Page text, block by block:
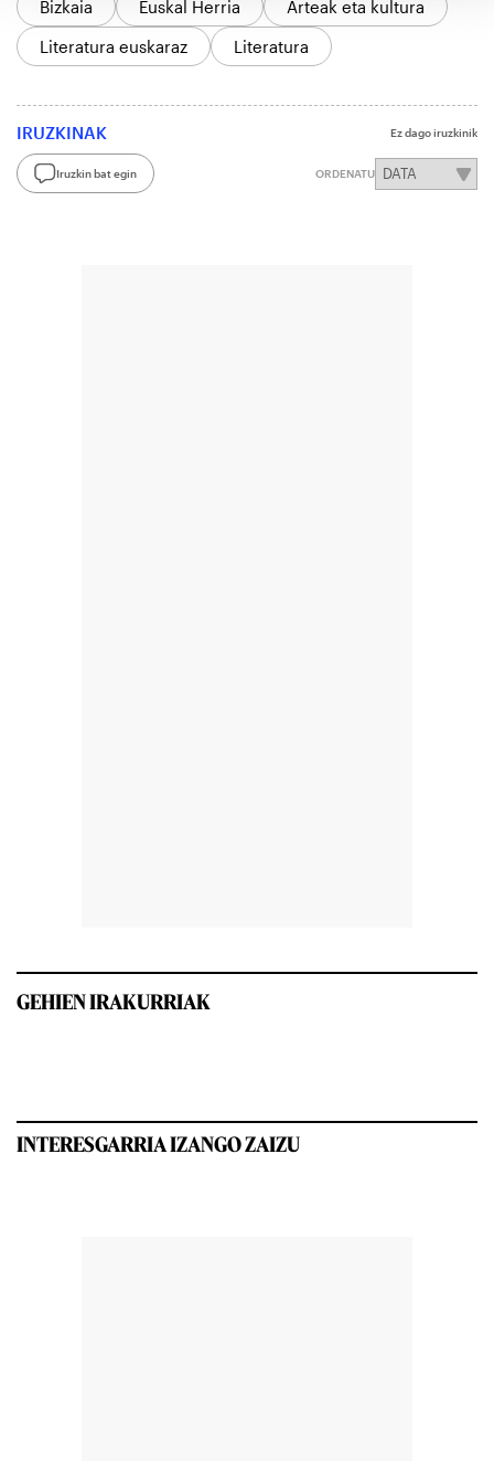
Bizkaia
Euskal Herria
Arteak eta kultura
Literatura euskaraz
Literatura
IRUZKINAK Ez dago iruzkinik
Iruzkin bat egin ORDENATU
GEHIEN IRAKURRIAK
INTERESGARRIA IZANGO ZAIZU